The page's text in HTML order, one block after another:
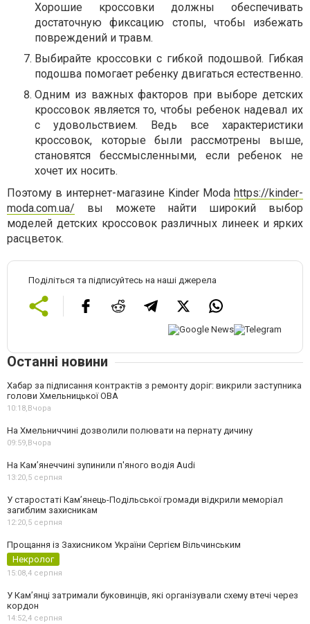
Хорошие кроссовки должны обеспечивать
достаточную фиксацию стопы, чтобы избежать
повреждений и травм.
Выбирайте кроссовки с гибкой подошвой. Гибкая
подошва помогает ребенку двигаться естественно.
Одним из важных факторов при выборе детских
кроссовок является то, чтобы ребенок надевал их
с удовольствием. Ведь все характеристики
кроссовок, которые были рассмотрены выше,
становятся бессмысленными, если ребенок не
хочет их носить.
Поэтому в интернет-магазине Kinder Moda https://kinder-
moda.com.ua/ вы можете найти широкий выбор
моделей детских кроссовок различных линеек и ярких
расцветок.
Поділіться та підписуйтесь на наші джерела
Останні новини
Хабар за підписання контрактів з ремонту доріг: викрили заступника
голови Хмельницької ОВА
10:18,Вчора
На Хмельниччині дозволили полювати на пернату дичину
09:59,Вчора
На Камʼянеччині зупинили п'яного водія Audi
13:20,5 серпня
У старостаті Кам’янець-Подільської громади відкрили меморіал
загиблим захисникам
12:20,5 серпня
Прощання із Захисником України Сергієм Вільчинським
Некролог
15:08,4 серпня
У Кам’янці затримали буковинців, які організували схему втечі через
кордон
14:52,4 серпня